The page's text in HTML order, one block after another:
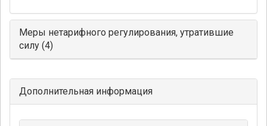
Меры нетарифного регулирования, утратившие
силу (4)
Дополнительная информация